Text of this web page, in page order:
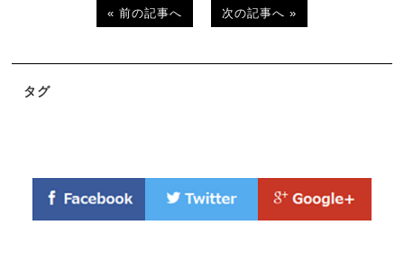
« 前の記事へ 次の記事へ »
タグ